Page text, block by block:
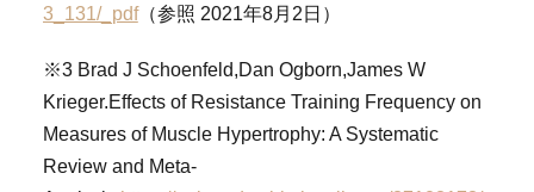
3_131/_pdf（参照 2021年8月2日）
※3 Brad J Schoenfeld,Dan Ogborn,James W
Krieger.Effects of Resistance Training Frequency on
Measures of Muscle Hypertrophy: A Systematic
Review and Meta-